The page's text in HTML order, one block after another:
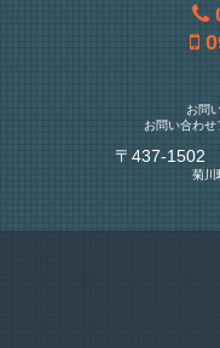
お問
お問い合わせ
〒437-1502
菊川